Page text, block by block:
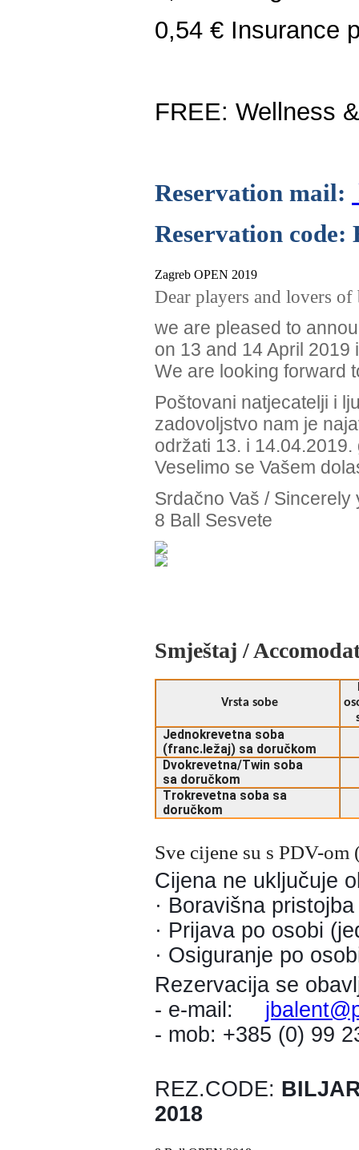
0,54 € Insurance
FREE: Wellness
Reservation mail:
Reservation
Zagreb OPEN 2019
Dear players and lovers
we are pleased to
on 13 and 14 April 2019
We are looking forward
Poštovani natjecatelji i
zadovoljstvo nam je
održati 13. i
Veselimo se Vašem
Srdačno Vaš / Sincerely
8 Ball Sesvete
Smještaj /
Vrsta sobe
Jednokrevetna soba
(franc.ležaj) sa doručkom
Dvokrevetna/Twin soba
sa doručkom
Trokrevetna soba sa
doručkom
Sve cijene su s PDV-om
Cijena ne uključuje
· Boravišna
· Prijava po osobi
· Osiguranje po
Rezervacija se
- e-mail:
- mob: +385 (0) 99
REZ.CODE:
2018